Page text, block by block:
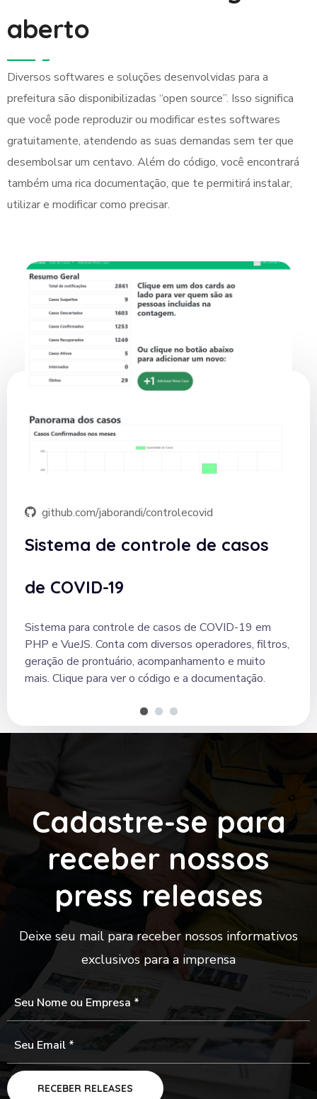
aberto
Diversos softwares e soluções desenvolvidas para a
prefeitura são disponibilizadas “open source”. Isso significa
que você pode reproduzir ou modificar estes softwares
gratuitamente, atendendo as suas demandas sem ter que
desembolsar um centavo. Além do código, você encontrará
também uma rica documentação, que te permitirá instalar,
utilizar e modificar como precisar.
github.com/jaborandi/controlecovid
Sistema de controle de casos
de COVID-19
Sistema para controle de casos de COVID-19 em
PHP e VueJS. Conta com diversos operadores, filtros,
geração de prontuário, acompanhamento e muito
mais. Clique para ver o código e a documentação.
Cadastre-se para
receber nossos
press releases
Deixe seu mail para receber nossos informativos
exclusivos para a imprensa